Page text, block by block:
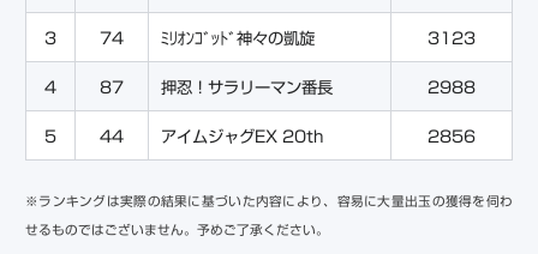
3 74 ﾐﾘｵﾝｺﾞｯﾄﾞ神々の凱旋 3123
4 87 押忍！サラリーマン番長 2988
5 44 アイムジャグEX 20th 2856
※ランキングは実際の結果に基づいた内容により、容易に大量出玉の獲得を伺わ
せるものではございません。予めご了承ください。